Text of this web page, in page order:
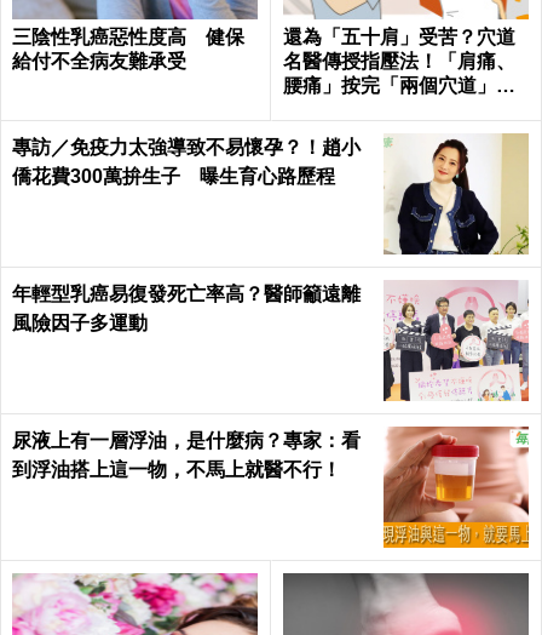
三陰性乳癌惡性度高 健保
給付不全病友難承受
還為「五十肩」受苦？穴道
名醫傳授指壓法！「肩痛、
腰痛」按完「兩個穴道」從
專訪／免疫力太強導致不易懷孕？！趙小
僑花費300萬拚生子 曝生育心路歷程
年輕型乳癌易復發死亡率高？醫師籲遠離
風險因子多運動
尿液上有一層浮油，是什麼病？專家：看
到浮油搭上這一物，不馬上就醫不行！